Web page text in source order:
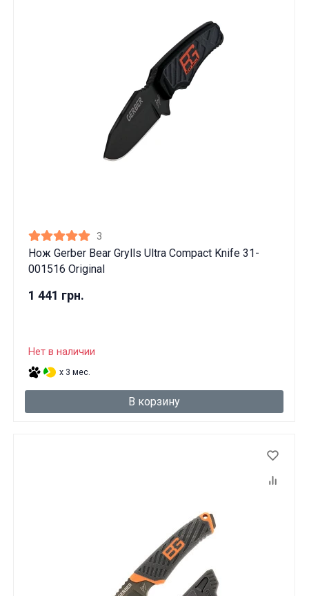
3
Нож Gerber Bear Grylls Ultra Compact Knife 31-
001516 Original
1 441 грн.
Нет в наличии
x 3 мес.
В корзину